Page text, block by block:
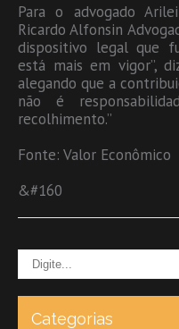
Para o advogado
Ricardo Alfonsin
dispositivo legal que
está mais em vigor”,
alegando que a
não é
recolhimento.”
Fonte: Valor Econômico
&#160
Categorias